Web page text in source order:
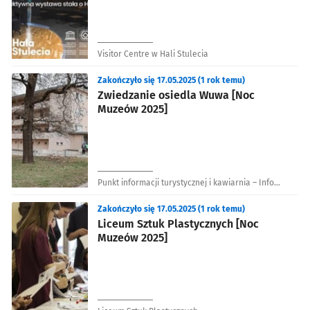
Visitor Centre w Hali Stulecia
Zwiedzanie osiedla Wuwa [Noc
Muzeów 2025]
Zakończyło się 17.05.2025 (1 rok temu)
Punkt informacji turystycznej i kawiarnia – Info
Liceum Sztuk Plastycznych [Noc
Muzeów 2025]
Zakończyło się 17.05.2025 (1 rok temu)